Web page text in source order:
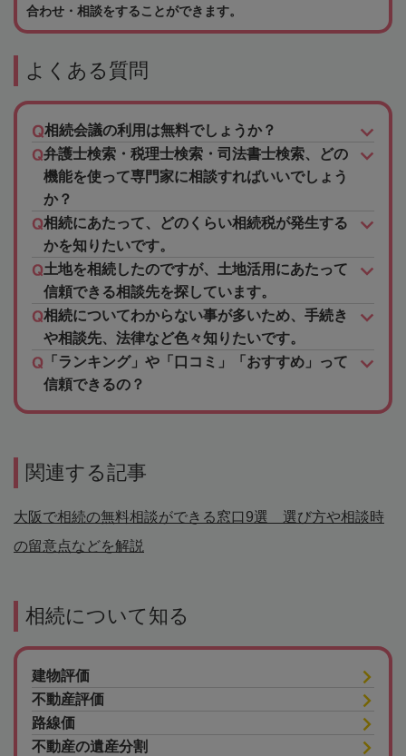
合わせ・相談をすることができます。
よくある質問
相続会議の利用は無料でしょうか？
弁護士検索・税理士検索・司法書士検索、どの
機能を使って専門家に相談すればいいでしょう
か？
相続にあたって、どのくらい相続税が発生する
かを知りたいです。
土地を相続したのですが、土地活用にあたって
信頼できる相談先を探しています。
相続についてわからない事が多いため、手続き
や相談先、法律など色々知りたいです。
「ランキング」や「口コミ」「おすすめ」って
信頼できるの？
関連する記事
大阪で相続の無料相談ができる窓口9選 選び方や相談時
の留意点などを解説
相続について知る
建物評価
不動産評価
路線価
不動産の遺産分割